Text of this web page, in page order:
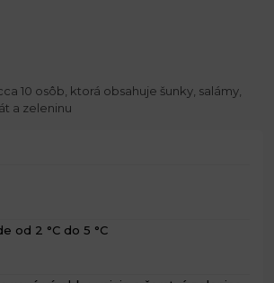
10 osôb, ktorá obsahuje šunky, salámy,
a zeleninu
od 2 °C do 5 °C